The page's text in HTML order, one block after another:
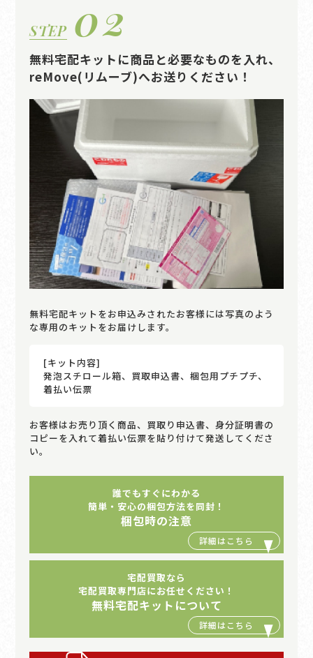
STEP 02
無料宅配キットに商品と必要なものを入れ、
reMove(リムーブ)へお送りください！
無料宅配キットをお申込みされたお客様には写真のよう
な専用のキットをお届けします。
[キット内容]
発泡スチロール箱、買取申込書、梱包用プチプチ、
着払い伝票
お客様はお売り頂く商品、買取り申込書、身分証明書の
コピーを入れて着払い伝票を貼り付けて発送してくださ
い。
誰でもすぐにわかる
簡単・安心の梱包方法を同封！
梱包時の注意
宅配買取なら
宅配買取専門店にお任せください！
無料宅配キットについて